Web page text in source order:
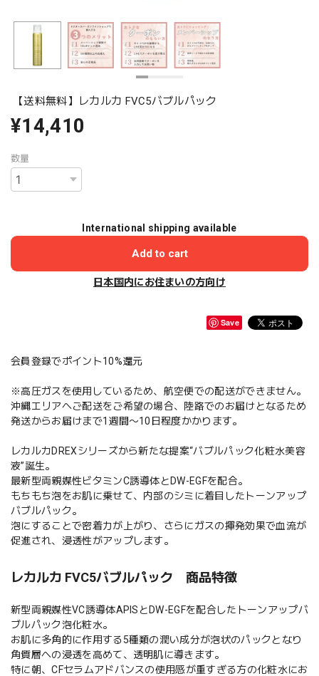
【送料無料】レカルカ FVC5バブルパック
¥14,410
数量
International shipping available
Add to cart
日本国内にお住まいの方向け
Save
会員登録でポイント10%還元
※高圧ガスを使用しているため、航空便での配送ができません。
沖縄エリアへご配送をご希望の場合、陸路でのお届けとなるため
発送からお届けまで1週間〜10日程度かかります。
レカルカDREXシリーズから新たな提案“バブルパック化粧水美容
液”誕生。
最新型両親媒性ビタミンC誘導体とDW-EGFを配合。
もちもち泡をお肌に乗せて、内部のシミに着目したトーンアップ
バブルパック。
泡にすることで密着力が上がり、さらにガスの揮発効果で血流が
促進され、浸透性がアップします。
レカルカ FVC5バブルパック 商品特徴
新型両親媒性VC誘導体APISとDW-EGFを配合したトーンアップバ
ブルパック泡化粧水。
お肌に多角的に作用する5種類の潤い成分が泡状のパックとなり
角質層への浸透を高めて、透明肌に導きます。
特に朝、CFセラムアドバンスの使用感が重すぎる方の化粧水にお